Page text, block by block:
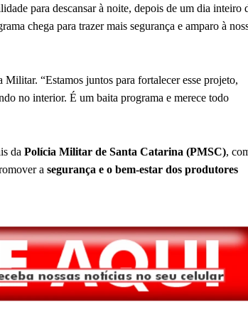
para descansar à noite, depois de um dia inteiro
chega para trazer mais segurança e amparo à
“Estamos juntos para fortalecer esse projeto,
no interior. É um baita programa e merece todo
da Polícia Militar de Santa Catarina (PMSC),
a segurança e o bem-estar dos produtores